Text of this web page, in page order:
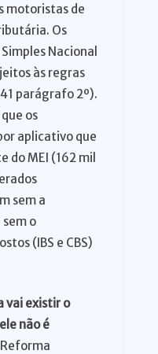
motoristas de
Os
Nacional
às regras
parágrafo 2º).
os
aplicativo que
do MEI (162 mil
sem a
o
(IBS e CBS)
vai existir o
não é